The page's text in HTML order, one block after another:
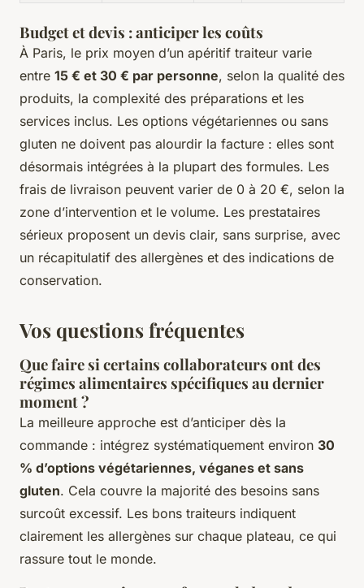
Budget et devis : anticiper les coûts
À Paris, le prix moyen d’un apéritif traiteur varie
entre 15 € et 30 € par personne, selon la qualité des
produits, la complexité des préparations et les
services inclus. Les options végétariennes ou sans
gluten ne doivent pas alourdir la facture : elles sont
désormais intégrées à la plupart des formules. Les
frais de livraison peuvent varier de 0 à 20 €, selon la
zone d’intervention et le volume. Les prestataires
sérieux proposent un devis clair, sans surprise, avec
un récapitulatif des allergènes et des indications de
conservation.
Vos questions fréquentes
Que faire si certains collaborateurs ont des
régimes alimentaires spécifiques au dernier
moment ?
La meilleure approche est d’anticiper dès la
commande : intégrez systématiquement environ 30
% d’options végétariennes, véganes et sans
gluten. Cela couvre la majorité des besoins sans
surcoût excessif. Les bons traiteurs indiquent
clairement les allergènes sur chaque plateau, ce qui
rassure tout le monde.